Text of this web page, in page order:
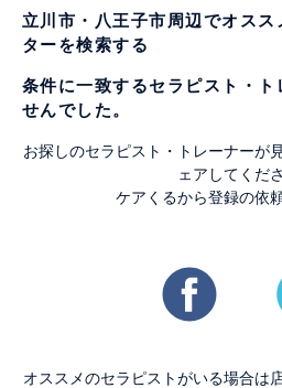
立川市・八王子市周辺でオスス
ターを検索する
条件に一致するセラピスト・ト
せんでした。
お探しのセラピスト・トレーナーが
ェアしてくだ
ケアくるから登録の依
オススメのセラピストがいる場合は